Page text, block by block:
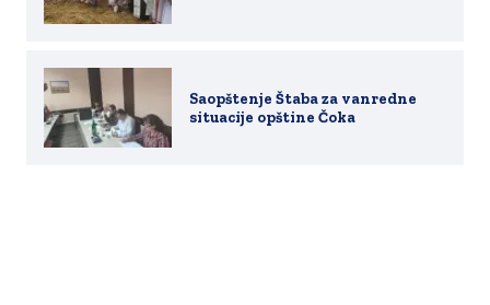
Saopštenje Štaba za vanredne
situacije opštine Čoka